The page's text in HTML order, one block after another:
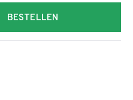
BESTELLEN